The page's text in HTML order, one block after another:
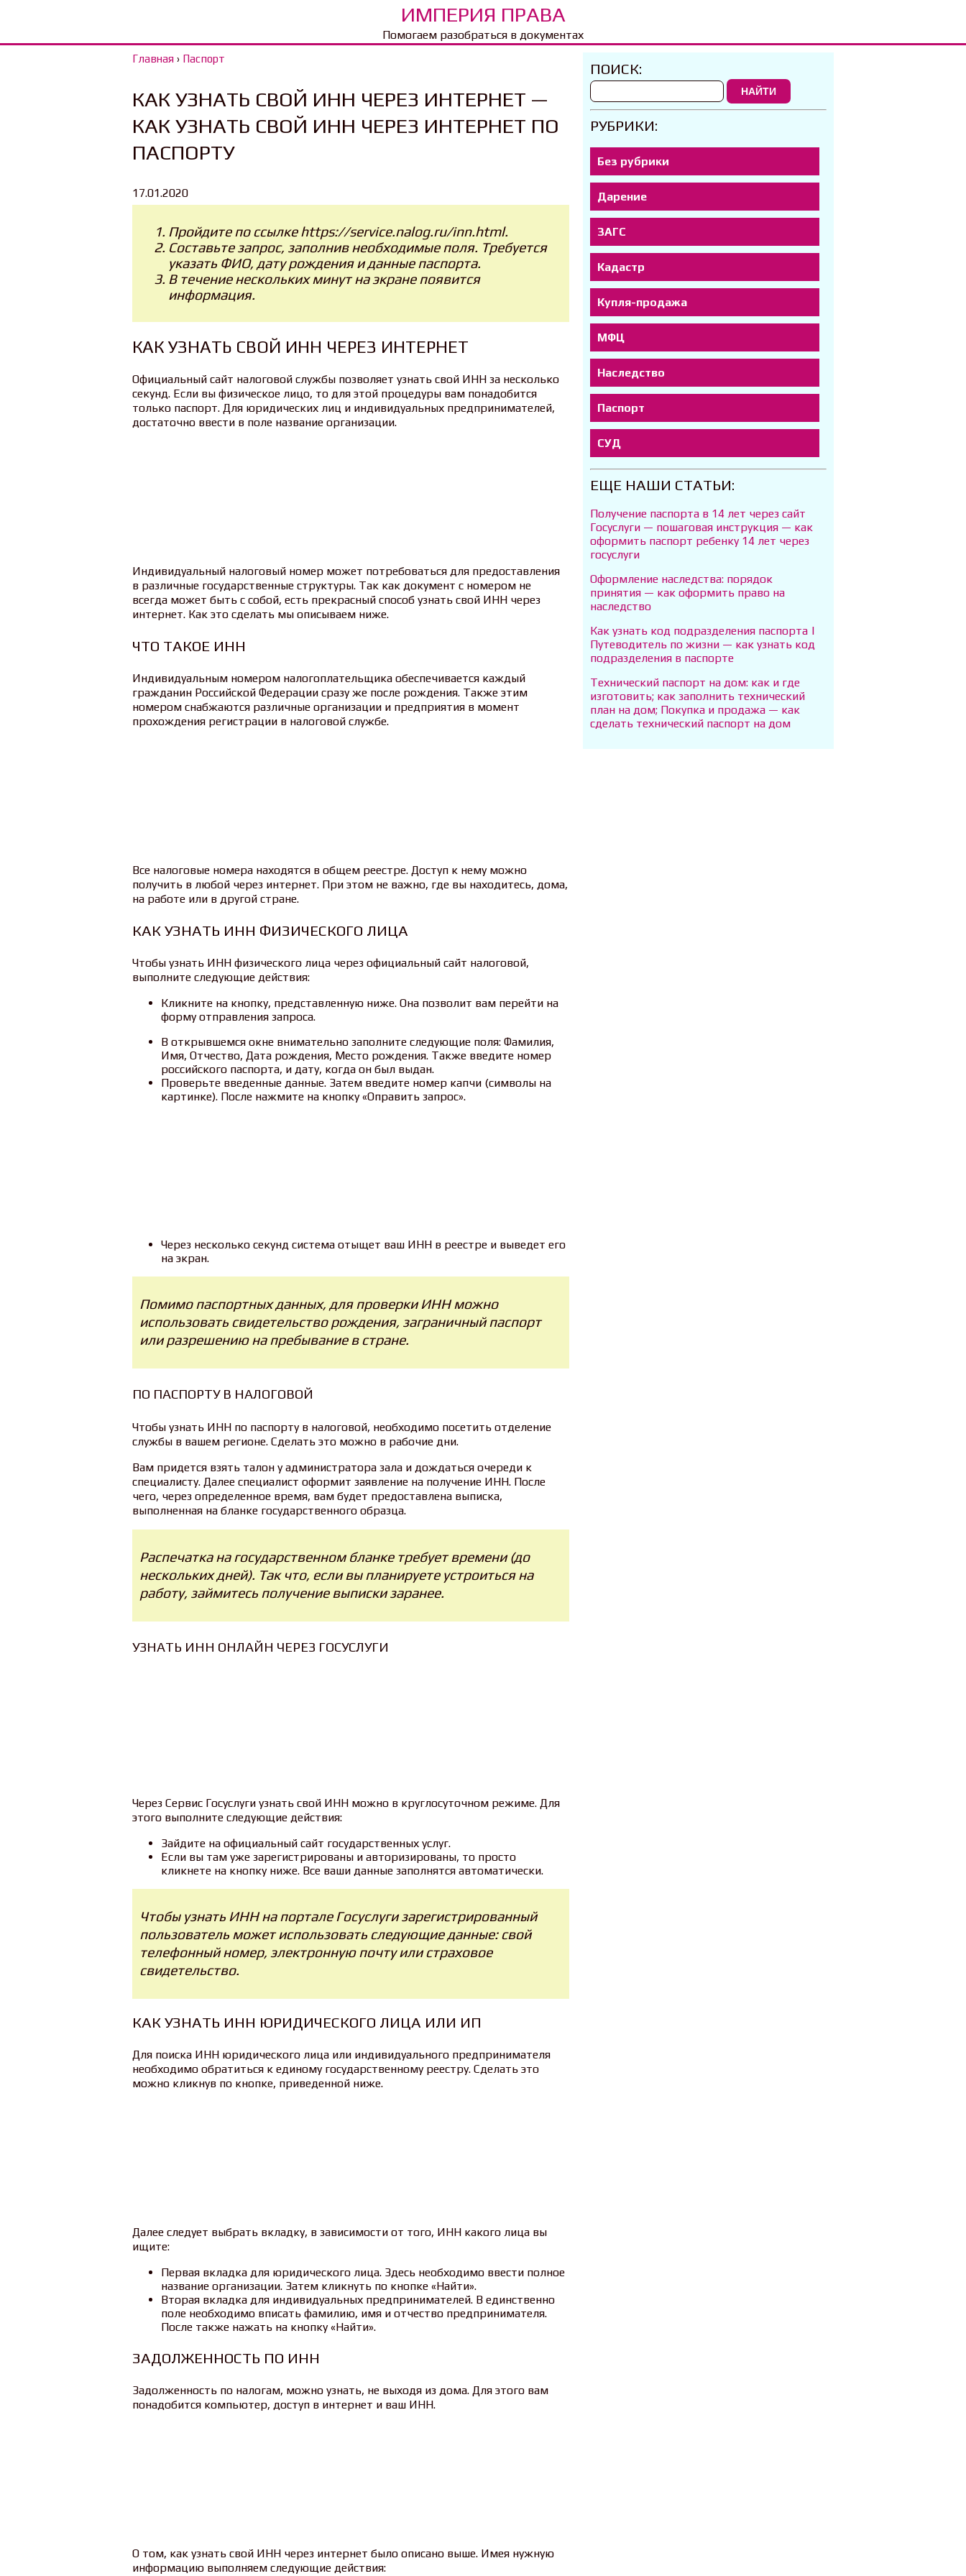
ИМПЕРИЯ ПРАВА
Помогаем разобраться в документах
Главная› Паспорт
КАК УЗНАТЬ СВОЙ ИНН ЧЕРЕЗ ИНТЕРНЕТ —
КАК УЗНАТЬ СВОЙ ИНН ЧЕРЕЗ ИНТЕРНЕТ ПО
ПАСПОРТУ
17.01.2020
Пройдите по ссылке https://service.nalog.ru/inn.html.
Составьте запрос, заполнив необходимые поля. Требуется
указать ФИО, дату рождения и данные паспорта.
В течение нескольких минут на экране появится
информация.
КАК УЗНАТЬ СВОЙ ИНН ЧЕРЕЗ ИНТЕРНЕТ
Официальный сайт налоговой службы позволяет узнать свой ИНН за несколько
секунд. Если вы физическое лицо, то для этой процедуры вам понадобится
только паспорт. Для юридических лиц и индивидуальных предпринимателей,
достаточно ввести в поле название организации.
Индивидуальный налоговый номер может потребоваться для предоставления
в различные государственные структуры. Так как документ с номером не
всегда может быть с собой, есть прекрасный способ узнать свой ИНН через
интернет. Как это сделать мы описываем ниже.
ЧТО ТАКОЕ ИНН
Индивидуальным номером налогоплательщика обеспечивается каждый
гражданин Российской Федерации сразу же после рождения. Также этим
номером снабжаются различные организации и предприятия в момент
прохождения регистрации в налоговой службе.
Все налоговые номера находятся в общем реестре. Доступ к нему можно
получить в любой через интернет. При этом не важно, где вы находитесь, дома,
на работе или в другой стране.
КАК УЗНАТЬ ИНН ФИЗИЧЕСКОГО ЛИЦА
Чтобы узнать ИНН физического лица через официальный сайт налоговой,
выполните следующие действия:
Кликните на кнопку, представленную ниже. Она позволит вам перейти на
форму отправления запроса.
В открывшемся окне внимательно заполните следующие поля: Фамилия,
Имя, Отчество, Дата рождения, Место рождения. Также введите номер
российского паспорта, и дату, когда он был выдан.
Проверьте введенные данные. Затем введите номер капчи (символы на
картинке). После нажмите на кнопку «Оправить запрос».
Через несколько секунд система отыщет ваш ИНН в реестре и выведет его
на экран.
Помимо паспортных данных, для проверки ИНН можно
использовать свидетельство рождения, заграничный паспорт
или разрешению на пребывание в стране.
ПО ПАСПОРТУ В НАЛОГОВОЙ
Чтобы узнать ИНН по паспорту в налоговой, необходимо посетить отделение
службы в вашем регионе. Сделать это можно в рабочие дни.
Вам придется взять талон у администратора зала и дождаться очереди к
специалисту. Далее специалист оформит заявление на получение ИНН. После
чего, через определенное время, вам будет предоставлена выписка,
выполненная на бланке государственного образца.
Распечатка на государственном бланке требует времени (до
нескольких дней). Так что, если вы планируете устроиться на
работу, займитесь получение выписки заранее.
УЗНАТЬ ИНН ОНЛАЙН ЧЕРЕЗ ГОСУСЛУГИ
Через Сервис Госуслуги узнать свой ИНН можно в круглосуточном режиме. Для
этого выполните следующие действия:
Зайдите на официальный сайт государственных услуг.
Если вы там уже зарегистрированы и авторизированы, то просто
кликнете на кнопку ниже. Все ваши данные заполнятся автоматически.
Чтобы узнать ИНН на портале Госуслуги зарегистрированный
пользователь может использовать следующие данные: свой
телефонный номер, электронную почту или страховое
свидетельство.
КАК УЗНАТЬ ИНН ЮРИДИЧЕСКОГО ЛИЦА ИЛИ ИП
Для поиска ИНН юридического лица или индивидуального предпринимателя
необходимо обратиться к единому государственному реестру. Сделать это
можно кликнув по кнопке, приведенной ниже.
Далее следует выбрать вкладку, в зависимости от того, ИНН какого лица вы
ищите:
Первая вкладка для юридического лица. Здесь необходимо ввести полное
название организации. Затем кликнуть по кнопке «Найти».
Вторая вкладка для индивидуальных предпринимателей. В единственно
поле необходимо вписать фамилию, имя и отчество предпринимателя.
После также нажать на кнопку «Найти».
ЗАДОЛЖЕННОСТЬ ПО ИНН
Задолженность по налогам, можно узнать, не выходя из дома. Для этого вам
понадобится компьютер, доступ в интернет и ваш ИНН.
О том, как узнать свой ИНН через интернет было описано выше. Имея нужную
информацию выполняем следующие действия:
ПОИСК:
НАЙТИ
РУБРИКИ:
Без рубрики
Дарение
ЗАГС
Кадастр
Купля-продажа
МФЦ
Наследство
Паспорт
СУД
ЕЩЕ НАШИ СТАТЬИ:
Получение паспорта в 14 лет через сайт
Госуслуги — пошаговая инструкция — как
оформить паспорт ребенку 14 лет через
госуслуги
Оформление наследства: порядок
принятия — как оформить право на
наследство
Как узнать код подразделения паспорта |
Путеводитель по жизни — как узнать код
подразделения в паспорте
Технический паспорт на дом: как и где
изготовить; как заполнить технический
план на дом; Покупка и продажа — как
сделать технический паспорт на дом